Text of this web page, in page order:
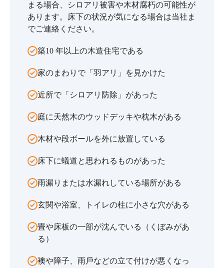
まる場合、シロアリ被害や⽊材腐朽の可能性が
あります。床下の状況が気になる場合は当社ま
でご連絡ください。
築10 年以上の⽊造住宅である
家のまわりで「⽻アリ」を⾒かけた
近所で「シロアリ防除」があった
庭に天然⽊のウッドデッキや枕⽊がある
⽊材や段ボールを外に放置している
床下に蟻道と思われるものがあった
⾬漏りまたは⽔漏れしている場所がある
⽞関や浴室、トイレの柱に⼩さな⽳がある
畳や床板の⼀部が沈んでいる（くぼみがあ
る）
襖や障⼦、⾬⼾などの⽴て付けが悪くなっ